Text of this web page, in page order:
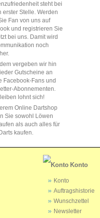
steht bei
erster Stelle. Werden
Fan von uns auf
und registrieren Sie
bei uns. Damit wird
noch
vergeben wir hin
Gutscheine an
Facebook-Fans und
Abonnementen.
lohnt sich!
Online Dartshop
Sie sowohl Löwen
als auch alles für
kaufen.
Konto
Konto
Auftragshistorie
Wunschzettel
Newsletter